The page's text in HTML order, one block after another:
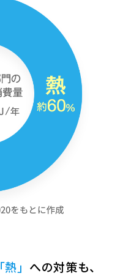
「熱」 への対策も、